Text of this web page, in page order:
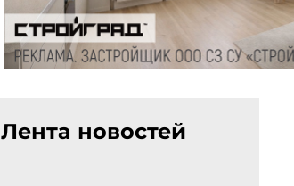
Лента новостей